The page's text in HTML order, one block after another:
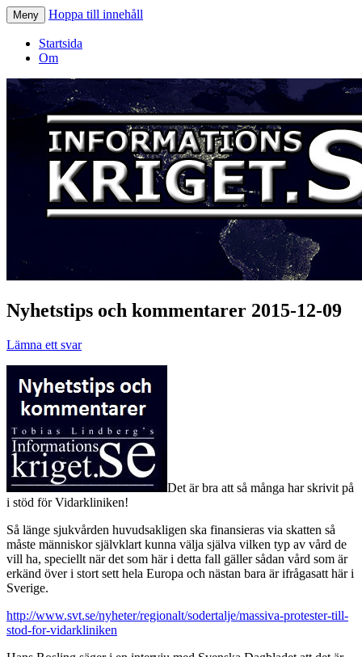
Informationskriget.se
Meny Hoppa till innehåll
Startsida
Om
Nyhetstips och kommentarer 2015-12-09
Lämna ett svar
Det är bra att så många har skrivit på
i stöd för Vidarkliniken!
Så länge sjukvården huvudsakligen ska finansieras via skatten så
måste människor självklart kunna välja själva vilken typ av vård de
vill ha, speciellt när det som här i detta fall gäller sådan vård som är
erkänd över i stort sett hela Europa och nästan bara är ifrågasatt här i
Sverige.
http://www.svt.se/nyheter/regionalt/sodertalje/massiva-protester-till-
stod-for-vidarkliniken